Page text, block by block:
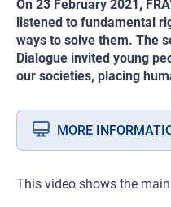
On 23 February 2021,
listened to fundamental
ways to solve them. The
Dialogue invited young
our societies, placing
MORE
This video shows the